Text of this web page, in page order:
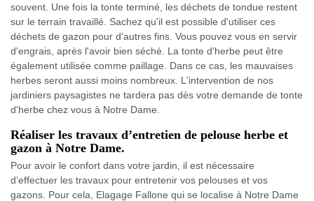
souvent. Une fois la tonte terminé, les déchets de tondue restent
sur le terrain travaillé. Sachez qu'il est possible d'utiliser ces
déchets de gazon pour d'autres fins. Vous pouvez vous en servir
d'engrais, après l'avoir bien séché. La tonte d'herbe peut être
également utilisée comme paillage. Dans ce cas, les mauvaises
herbes seront aussi moins nombreux. L'intervention de nos
jardiniers paysagistes ne tardera pas dès votre demande de tonte
d'herbe chez vous à Notre Dame.
Réaliser les travaux d’entretien de pelouse herbe et
gazon à Notre Dame.
Pour avoir le confort dans votre jardin, il est nécessaire
d’effectuer les travaux pour entretenir vos pelouses et vos
gazons. Pour cela, Elagage Fallone qui se localise à Notre Dame